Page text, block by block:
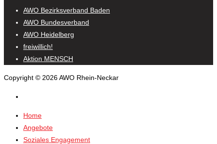
AWO Bezirksverband Baden
AWO Bundesverband
AWO Heidelberg
freiwillich!
Aktion MENSCH
Copyright © 2026 AWO Rhein-Neckar
Home
Angebote
Soziales Engagement